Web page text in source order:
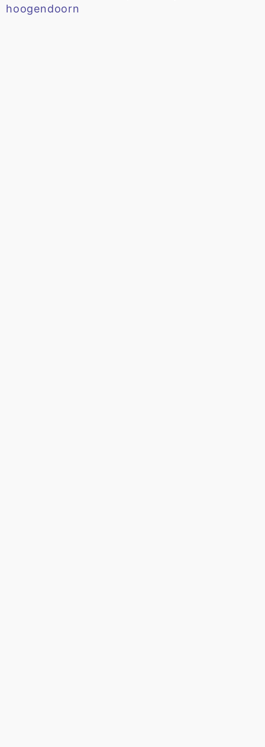
hoogendoorn